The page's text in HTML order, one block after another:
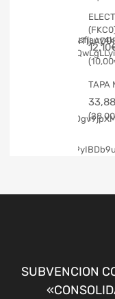
12,10
10,00
TAPA
33,88
28,00
SUBVENCION